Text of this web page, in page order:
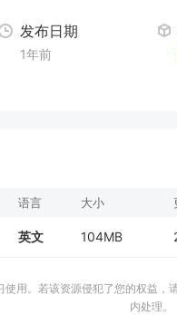
发布日期
1年前
语言 大小
英文 104MB
使用。若该资源侵犯了您的权益
内处理。